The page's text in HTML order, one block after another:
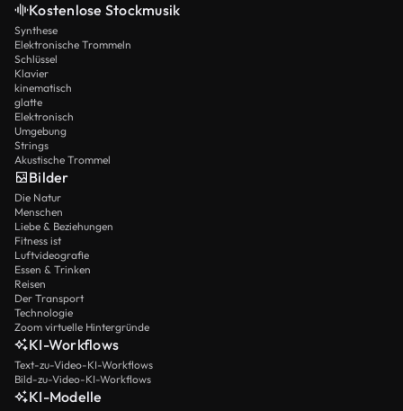
Kostenlose Stockmusik
Synthese
Elektronische Trommeln
Schlüssel
Klavier
kinematisch
glatte
Elektronisch
Umgebung
Strings
Akustische Trommel
Bilder
Die Natur
Menschen
Liebe & Beziehungen
Fitness ist
Luftvideografie
Essen & Trinken
Reisen
Der Transport
Technologie
Zoom virtuelle Hintergründe
KI-Workflows
Text-zu-Video-KI-Workflows
Bild-zu-Video-KI-Workflows
KI-Modelle